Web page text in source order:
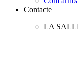
Contacte
LA